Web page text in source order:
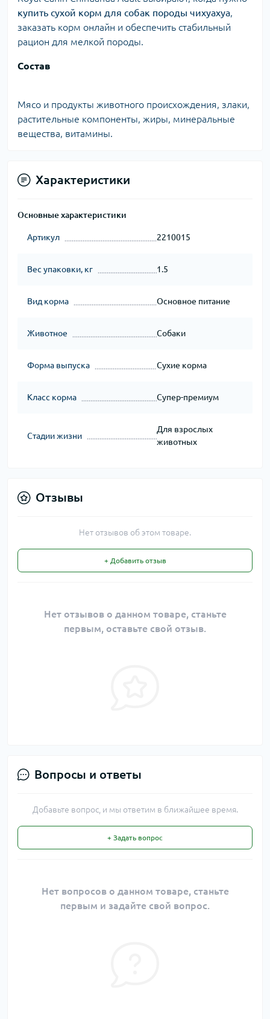
купить сухой корм для собак породы чихуахуа,
заказать корм онлайн и обеспечить стабильный
рацион для мелкой породы.
Состав
Мясо и продукты животного происхождения, злаки,
растительные компоненты, жиры, минеральные
вещества, витамины.
Характеристики
Основные характеристики
Артикул 2210015
Вес упаковки, кг 1.5
Вид корма Основное питание
Животное Собаки
Форма выпуска Сухие корма
Класс корма Супер-премиум
Стадии жизни
Для взрослых
животных
Отзывы
Нет отзывов об этом товаре.
+ Добавить отзыв
Нет отзывов о данном товаре, станьте
первым, оставьте свой отзыв.
Вопросы и ответы
Добавьте вопрос, и мы ответим в ближайшее время.
+ Задать вопрос
Нет вопросов о данном товаре, станьте
первым и задайте свой вопрос.